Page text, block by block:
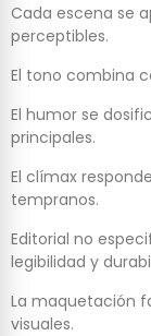
Cada escena se
perceptibles.
El tono combina
El humor se
principales.
El clímax
tempranos.
Editorial no
legibilidad y
La maquetación
visuales.